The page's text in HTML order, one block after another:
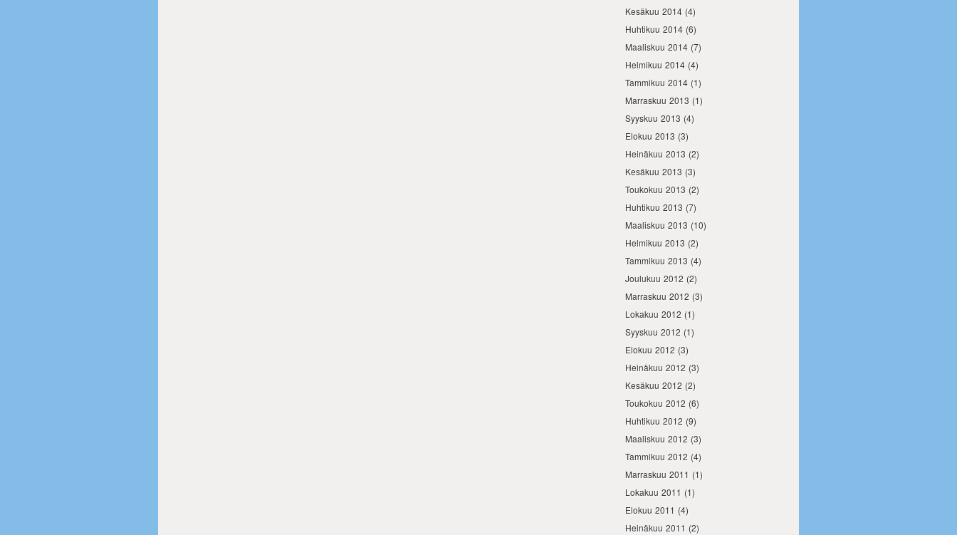
Kesäkuu 2014 (4)
Huhtikuu 2014 (6)
Maaliskuu 2014 (7)
Helmikuu 2014 (4)
Tammikuu 2014 (1)
Marraskuu 2013 (1)
Syyskuu 2013 (4)
Elokuu 2013 (3)
Heinäkuu 2013 (2)
Kesäkuu 2013 (3)
Toukokuu 2013 (2)
Huhtikuu 2013 (7)
Maaliskuu 2013 (10)
Helmikuu 2013 (2)
Tammikuu 2013 (4)
Joulukuu 2012 (2)
Marraskuu 2012 (3)
Lokakuu 2012 (1)
Syyskuu 2012 (1)
Elokuu 2012 (3)
Heinäkuu 2012 (3)
Kesäkuu 2012 (2)
Toukokuu 2012 (6)
Huhtikuu 2012 (9)
Maaliskuu 2012 (3)
Tammikuu 2012 (4)
Marraskuu 2011 (1)
Lokakuu 2011 (1)
Elokuu 2011 (4)
Heinäkuu 2011 (2)